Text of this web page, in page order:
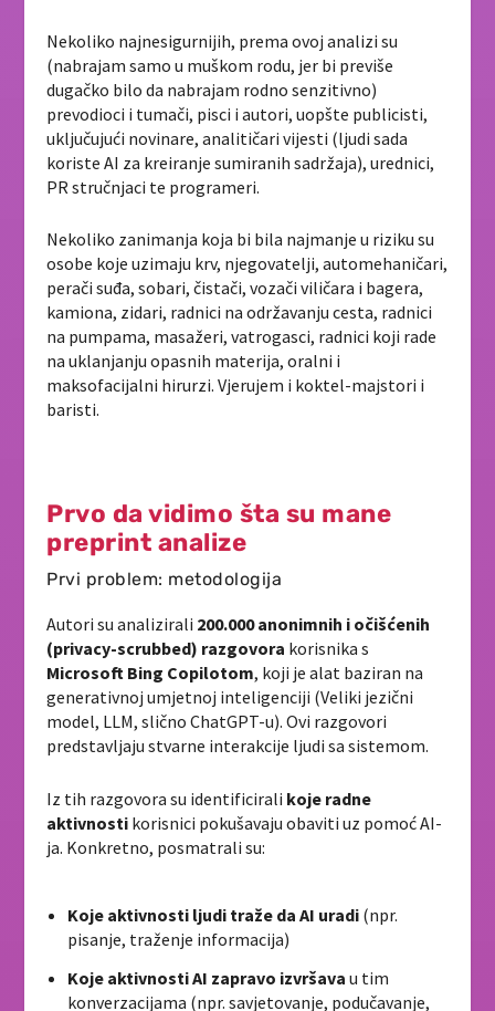
Nekoliko najnesigurnijih, prema ovoj analizi su
(nabrajam samo u muškom rodu, jer bi previše
dugačko bilo da nabrajam rodno senzitivno)
prevodioci i tumači, pisci i autori, uopšte publicisti,
uključujući novinare, analitičari vijesti (ljudi sada
koriste AI za kreiranje sumiranih sadržaja), urednici,
PR stručnjaci te programeri.
Nekoliko zanimanja koja bi bila najmanje u riziku su
osobe koje uzimaju krv, njegovatelji, automehaničari,
perači suđa, sobari, čistači, vozači viličara i bagera,
kamiona, zidari, radnici na održavanju cesta, radnici
na pumpama, masažeri, vatrogasci, radnici koji rade
na uklanjanju opasnih materija, oralni i
maksofacijalni hirurzi. Vjerujem i koktel-majstori i
baristi.
Prvo da vidimo šta su mane
preprint analize
Prvi problem: metodologija
Autori su analizirali 200.000 anonimnih i očišćenih
(privacy-scrubbed) razgovora korisnika s
Microsoft Bing Copilotom, koji je alat baziran na
generativnoj umjetnoj inteligenciji (Veliki jezični
model, LLM, slično ChatGPT-u). Ovi razgovori
predstavljaju stvarne interakcije ljudi sa sistemom.
Iz tih razgovora su identificirali koje radne
aktivnosti korisnici pokušavaju obaviti uz pomoć AI-
ja. Konkretno, posmatrali su:
Koje aktivnosti ljudi traže da AI uradi(npr.
pisanje, traženje informacija)
Koje aktivnosti AI zapravo izvršava u tim
konverzacijama (npr. savjetovanje, podučavanje,